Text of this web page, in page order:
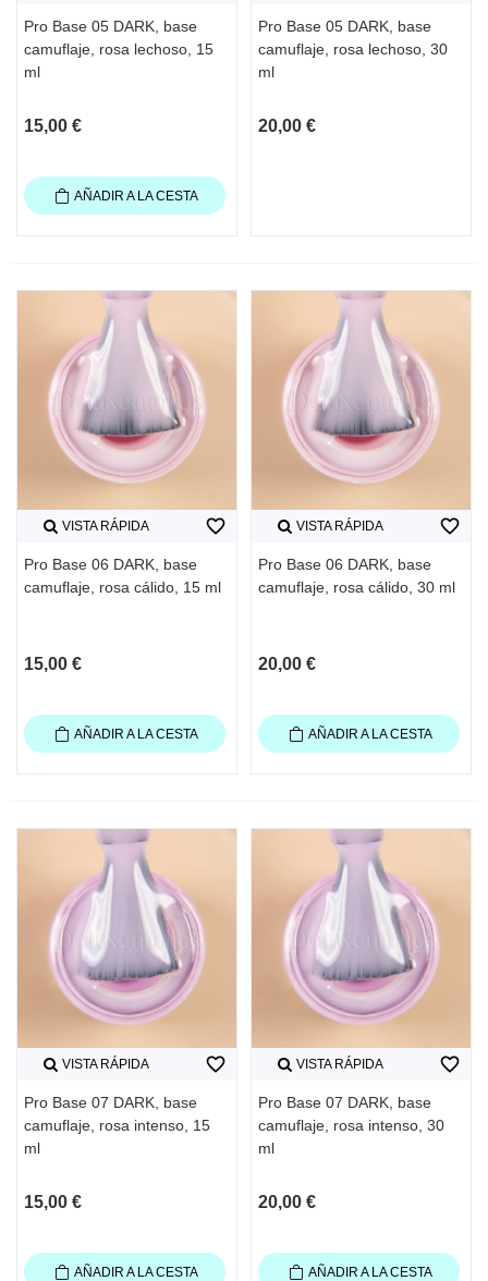
Pro Base 05 DARK, base
camuflaje, rosa lechoso, 15
ml
15,00 €
AÑADIR A LA CESTA
Pro Base 05 DARK, base
camuflaje, rosa lechoso, 30
ml
20,00 €
VISTA RÁPIDA
Pro Base 06 DARK, base
camuflaje, rosa cálido, 15 ml
15,00 €
favorite_border
AÑADIR A LA CESTA
VISTA RÁPIDA
Pro Base 06 DARK, base
camuflaje, rosa cálido, 30 ml
20,00 €
favorite_border
AÑADIR A LA CESTA
VISTA RÁPIDA
Pro Base 07 DARK, base
camuflaje, rosa intenso, 15
ml
15,00 €
favorite_border
AÑADIR A LA CESTA
VISTA RÁPIDA
Pro Base 07 DARK, base
camuflaje, rosa intenso, 30
ml
20,00 €
favorite_border
AÑADIR A LA CESTA